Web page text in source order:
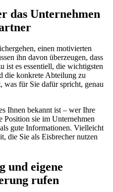
das Unternehmen
einen motivierten
ihn davon überzeugen, dass
ist es essentiell, die wichtigsten
die konkrete Abteilung zu
was für Sie dafür spricht, genau
Ihnen bekannt ist – wer Ihre
Position sie im Unternehmen
gute Informationen. Vielleicht
die Sie als Eisbrecher nutzen
und eigene
rufen